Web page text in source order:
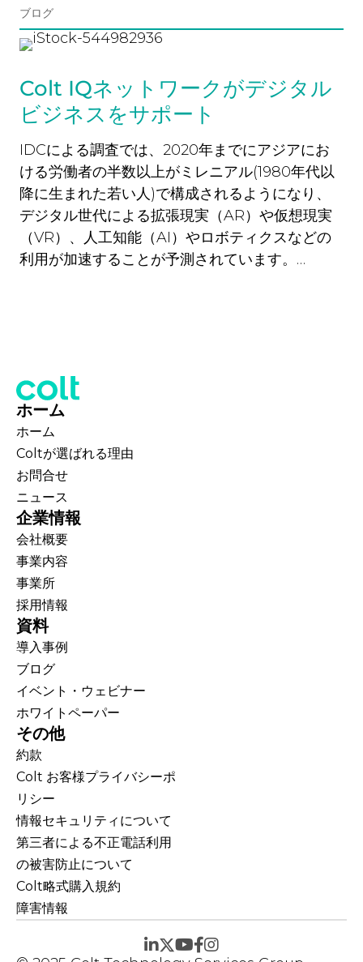
ブログ
Colt IQネットワークがデジタル
ビジネスをサポート
IDCによる調査では、2020年までにアジアにお
ける労働者の半数以上がミレニアル(1980年代以
降に生まれた若い人)で構成されるようになり、
デジタル世代による拡張現実（AR）や仮想現実
（VR）、人工知能（AI）やロボティクスなどの
利用が加速することが予測されています。…
ホーム
ホーム
Coltが選ばれる理由
お問合せ
ニュース
企業情報
会社概要
事業内容
事業所
採用情報
資料
導入事例
ブログ
イベント・ウェビナー
ホワイトペーパー
その他
約款
Colt お客様プライバシーポ
リシー
情報セキュリティについて
第三者による不正電話利用
の被害防止について
Colt略式購入規約
障害情報